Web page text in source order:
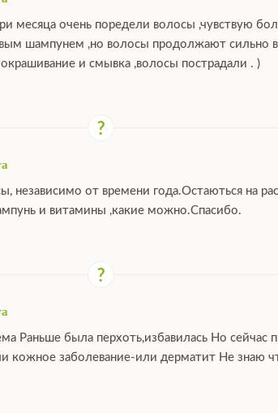
месяца очень поредели волосы ,чувствую
шампунем ,но волосы продолжают сильно
и смывка ,волосы пострадали . )
независимо от времени года.Остаються на
и витамины ,какие можно.Спасибо.
Раньше была перхоть,избавилась Но
кожное заболевание-или дерматит Не знаю